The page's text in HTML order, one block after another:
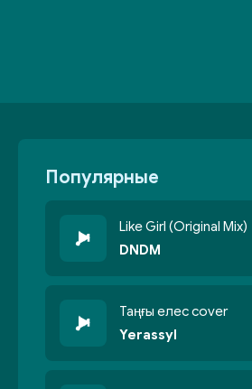
Популярные
Like Girl (Original Mix)
DNDM
Таңғы елес cover
Yerassyl